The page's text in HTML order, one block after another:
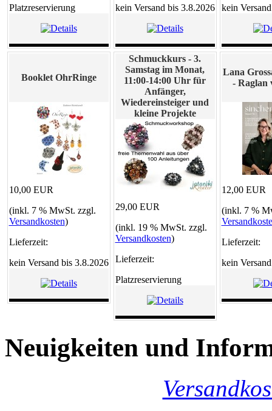
Platzreservierung kein Versand bis 3.8.2026 kein
Booklet OhrRinge
10,00 EUR
(inkl. 7 % MwSt. zzgl.
Versandkosten)
Lieferzeit:
kein Versand bis 3.8.2026
Schmuckkurs - 3.
Samstag im Monat,
11:00-14:00 Uhr für
Anfänger,
Wiedereinsteiger und
kleine Projekte
29,00 EUR
(inkl. 19 % MwSt. zzgl.
Versandkosten)
Lieferzeit:
Platzreservierung
Lana
- Raglan
12,00 EUR
(inkl. 7 %
Lieferzeit:
kein
Neuigkeiten und